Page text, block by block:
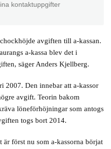
kontaktuppgifter
avgiften till a-kassan.
a-kassa blev det i
säger Anders Kjellberg.
2007. Den innebar att a-kassor
avgift. Teorin bakom
löneförhöjningar som antogs
togs bort 2014.
först nu som a-kassorna börjat